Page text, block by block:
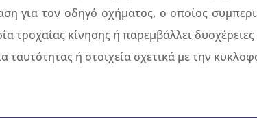
για τον οδηγό οχήματος, ο οποίος
τροχαίας κίνησης ή παρεμβάλλει
ταυτότητας ή στοιχεία σχετικά με την